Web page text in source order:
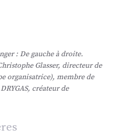
: De gauche à droite.
Glasser, directeur de
organisatrice), membre de
créateur de